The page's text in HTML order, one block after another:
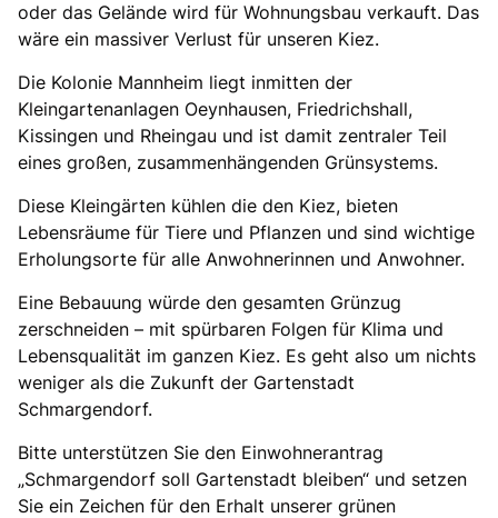
oder das Gelände wird für Wohnungsbau verkauft. Das
wäre ein massiver Verlust für unseren Kiez.
Die Kolonie Mannheim liegt inmitten der
Kleingartenanlagen Oeynhausen, Friedrichshall,
Kissingen und Rheingau und ist damit zentraler Teil
eines großen, zusammenhängenden Grünsystems.
Diese Kleingärten kühlen die den Kiez, bieten
Lebensräume für Tiere und Pflanzen und sind wichtige
Erholungsorte für alle Anwohnerinnen und Anwohner.
Eine Bebauung würde den gesamten Grünzug
zerschneiden – mit spürbaren Folgen für Klima und
Lebensqualität im ganzen Kiez. Es geht also um nichts
weniger als die Zukunft der Gartenstadt
Schmargendorf.
Bitte unterstützen Sie den Einwohnerantrag
Schmargendorf soll Gartenstadt bleiben“ und setzen
Sie ein Zeichen für den Erhalt unserer grünen